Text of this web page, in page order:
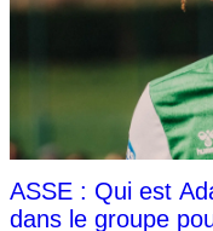
ASSE : Qui est
dans le groupe